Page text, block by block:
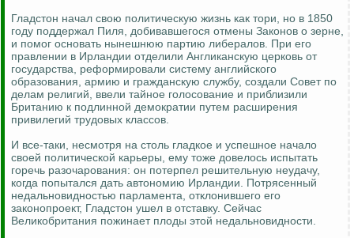
Гладстон начал свою политическую жизнь как тори, но в 1850
году поддержал Пиля, добивавшегося отмены Законов о зерне,
и помог основать нынешнюю партию либералов. При его
правлении в Ирландии отделили Англиканскую церковь от
государства, реформировали систему английского
образования, армию и гражданскую службу, создали Совет по
делам религий, ввели тайное голосование и приблизили
Британию к подлинной демократии путем расширения
привилегий трудовых классов.
И все-таки, несмотря на столь гладкое и успешное начало
своей политической карьеры, ему тоже довелось испытать
горечь разочарования: он потерпел решительную неудачу,
когда попытался дать автономию Ирландии. Потрясенный
недальновидностью парламента, отклонившего его
законопроект, Гладстон ушел в отставку. Сейчас
Великобритания пожинает плоды этой недальновидности.